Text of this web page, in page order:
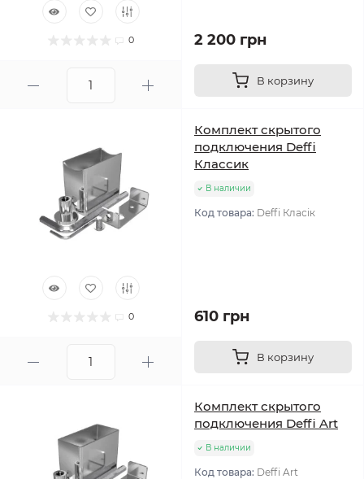
0 2 200 грн
В корзину
0
Комплект скрытого
подключения Deffi
Классик
В наличии
Код товара: Deffi Класік
610 грн
В корзину
Комплект скрытого
подключения Deffi Art
В наличии
Код товара: Deffi Art